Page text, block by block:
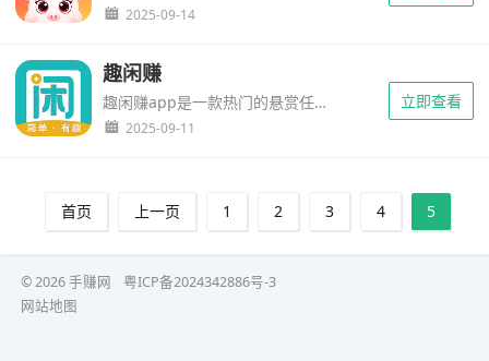
2025-09-14
趣闲赚
趣闲赚app是一款热门的悬赏任务赚钱平台，主打一个闲时就能赚零钱，拥有上百万的用户在这里面赚到奖励。玩法方式也是非常的简单，平台的商家有任务推广需求，就会发布在趣闲赚上面。然后用户就可以通过平台接取商...
2025-09-11
立即查看
首页 上一页 1 2 3 4 5
© 2026 手赚网
粤ICP备2024342886号-3
网站地图